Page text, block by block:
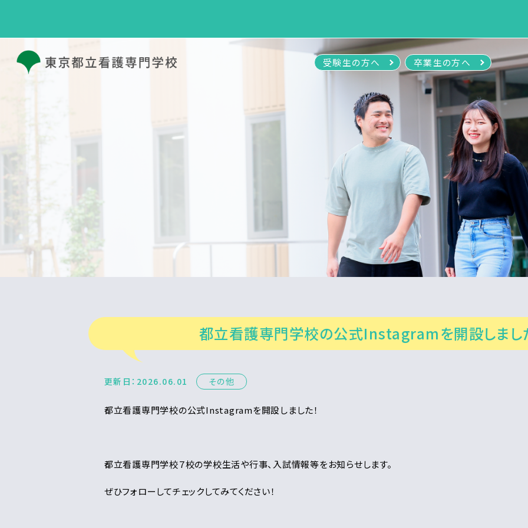
受験生の方へ 卒業生の方へ
都立看護専門学校の公式Instagramを開設しまし
更新日：2026.06.01 その他
都立看護専門学校の公式Instagramを開設しました！
都立看護専門学校７校の学校生活や行事、入試情報等をお知らせします。
ぜひフォローしてチェックしてみてください！